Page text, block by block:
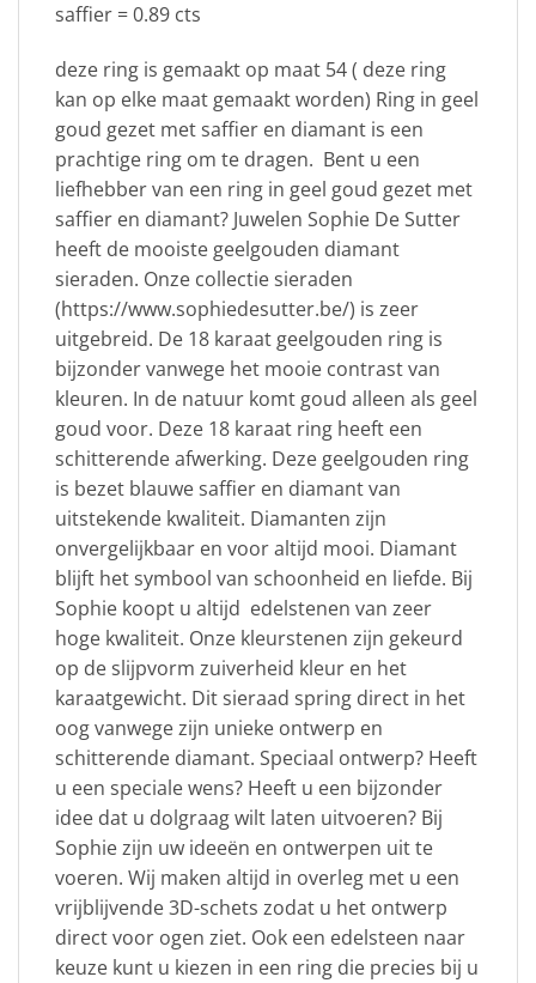
saffier = 0.89 cts
deze ring is gemaakt op maat 54 ( deze ring
kan op elke maat gemaakt worden) Ring in geel
goud gezet met saffier en diamant is een
prachtige ring om te dragen. Bent u een
liefhebber van een ring in geel goud gezet met
saffier en diamant? Juwelen Sophie De Sutter
heeft de mooiste geelgouden diamant
sieraden. Onze collectie sieraden
(https://www.sophiedesutter.be/) is zeer
uitgebreid. De 18 karaat geelgouden ring is
bijzonder vanwege het mooie contrast van
kleuren. In de natuur komt goud alleen als geel
goud voor. Deze 18 karaat ring heeft een
schitterende afwerking. Deze geelgouden ring
is bezet blauwe saffier en diamant van
uitstekende kwaliteit. Diamanten zijn
onvergelijkbaar en voor altijd mooi. Diamant
blijft het symbool van schoonheid en liefde. Bij
Sophie koopt u altijd edelstenen van zeer
hoge kwaliteit. Onze kleurstenen zijn gekeurd
op de slijpvorm zuiverheid kleur en het
karaatgewicht. Dit sieraad spring direct in het
oog vanwege zijn unieke ontwerp en
schitterende diamant. Speciaal ontwerp? Heeft
u een speciale wens? Heeft u een bijzonder
idee dat u dolgraag wilt laten uitvoeren? Bij
Sophie zijn uw ideeën en ontwerpen uit te
voeren. Wij maken altijd in overleg met u een
vrijblijvende 3D-schets zodat u het ontwerp
direct voor ogen ziet. Ook een edelsteen naar
keuze kunt u kiezen in een ring die precies bij u